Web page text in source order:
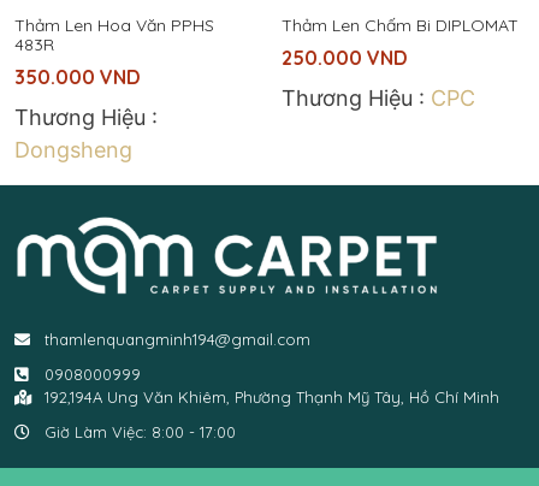
Thảm Len Hoa Văn PPHS
483R
350.000 VND
Thương Hiệu :
Dongsheng
Thảm Len Chấm Bi DIPLOMAT
250.000 VND
Thương Hiệu : CPC
thamlenquangminh194@gmail.com
0908000999
192,194A Ung Văn Khiêm, Phường Thạnh Mỹ Tây, Hồ Chí Minh
Giờ Làm Việc: 8:00 - 17:00